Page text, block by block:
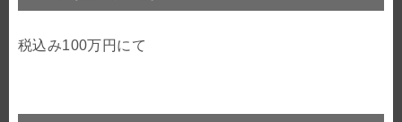
税込み100万円にて